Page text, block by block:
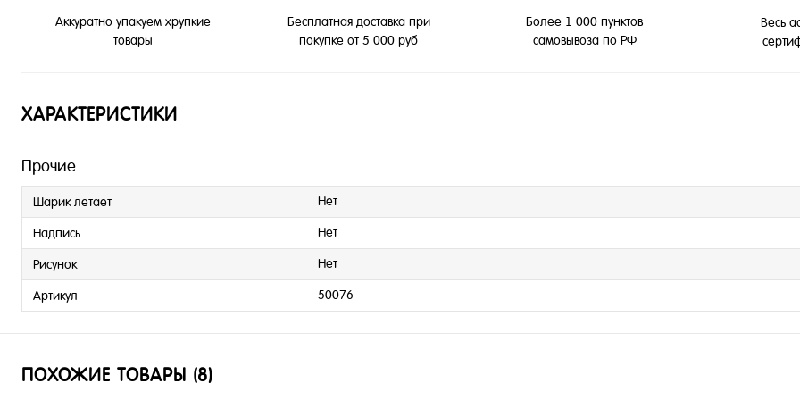
Аккуратно упакуем хрупкие
товары
Бесплатная доставка при
покупке от 5 000 руб
Более 1 000 пунктов
самовывоза по РФ
Весь
ХАРАКТЕРИСТИКИ
Прочие
Шарик летает Нет
Надпись Нет
Рисунок Нет
Артикул 50076
ПОХОЖИЕ ТОВАРЫ (8)